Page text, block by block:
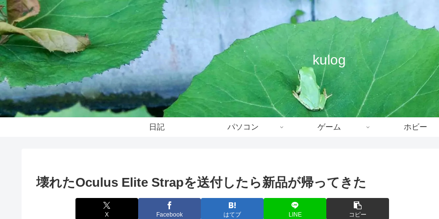
kulog
日記 パソコン ゲーム ホビー
壊れたOculus Elite Strapを送付したら新品が帰ってきた
X Facebook はてブ LINE コピー